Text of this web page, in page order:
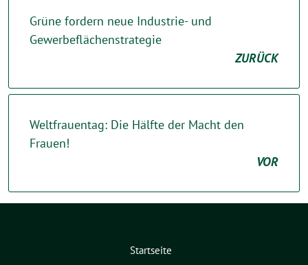
Grüne fordern neue Industrie- und
Gewerbeflächenstrategie
ZURÜCK
Weltfrauentag: Die Hälfte der Macht den
Frauen!
VOR
Startseite